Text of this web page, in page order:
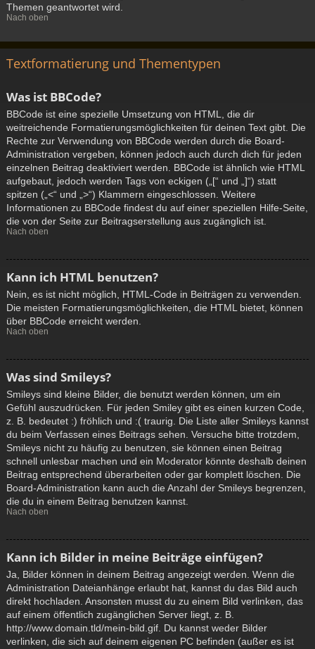
Themen geantwortet wird.
Nach oben
Textformatierung und Thementypen
Was ist BBCode?
BBCode ist eine spezielle Umsetzung von HTML, die dir
weitreichende Formatierungsmöglichkeiten für deinen Text gibt. Die
Rechte zur Verwendung von BBCode werden durch die Board-
Administration vergeben, können jedoch auch durch dich für jeden
einzelnen Beitrag deaktiviert werden. BBCode ist ähnlich wie HTML
aufgebaut, jedoch werden Tags von eckigen („[“ und „]“) statt
spitzen („<“ und „>“) Klammern eingeschlossen. Weitere
Informationen zu BBCode findest du auf einer speziellen Hilfe-Seite,
die von der Seite zur Beitragserstellung aus zugänglich ist.
Nach oben
Kann ich HTML benutzen?
Nein, es ist nicht möglich, HTML-Code in Beiträgen zu verwenden.
Die meisten Formatierungsmöglichkeiten, die HTML bietet, können
über BBCode erreicht werden.
Nach oben
Was sind Smileys?
Smileys sind kleine Bilder, die benutzt werden können, um ein
Gefühl auszudrücken. Für jeden Smiley gibt es einen kurzen Code,
z. B. bedeutet :) fröhlich und :( traurig. Die Liste aller Smileys kannst
du beim Verfassen eines Beitrags sehen. Versuche bitte trotzdem,
Smileys nicht zu häufig zu benutzen, sie können einen Beitrag
schnell unlesbar machen und ein Moderator könnte deshalb deinen
Beitrag entsprechend überarbeiten oder gar komplett löschen. Die
Board-Administration kann auch die Anzahl der Smileys begrenzen,
die du in einem Beitrag benutzen kannst.
Nach oben
Kann ich Bilder in meine Beiträge einfügen?
Ja, Bilder können in deinem Beitrag angezeigt werden. Wenn die
Administration Dateianhänge erlaubt hat, kannst du das Bild auch
direkt hochladen. Ansonsten musst du zu einem Bild verlinken, das
auf einem öffentlich zugänglichen Server liegt, z. B.
http://www.domain.tld/mein-bild.gif. Du kannst weder Bilder
verlinken, die sich auf deinem eigenen PC befinden (außer es ist